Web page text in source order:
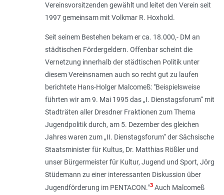
Vereinsvorsitzenden gewählt und leitet den Verein seit
1997 gemeinsam mit Volkmar R. Hoxhold.
Seit seinem Bestehen bekam er ca. 18.000,- DM an
städtischen Fördergeldern. Offenbar scheint die
Vernetzung innerhalb der städtischen Politik unter
diesem Vereinsnamen auch so recht gut zu laufen
berichtete Hans-Holger Malcomeß: "Beispielsweise
führten wir am 9. Mai 1995 das „I. Dienstagsforum“ mit
Stadträten aller Dresdner Fraktionen zum Thema
Jugendpolitik durch, am 5. Dezember des gleichen
Jahres waren zum „II. Dienstagsforum“ der Sächsische
Staatsminister für Kultus, Dr. Matthias Rößler und
unser Bürgermeister für Kultur, Jugend und Sport, Jörg
Stüdemann zu einer interessanten Diskussion über
Jugendförderung im PENTACON."3Auch Malcomeß